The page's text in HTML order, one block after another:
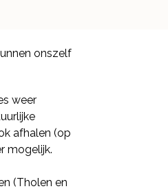
onszelf
weer
afhalen (op
mogelijk.
(Tholen en